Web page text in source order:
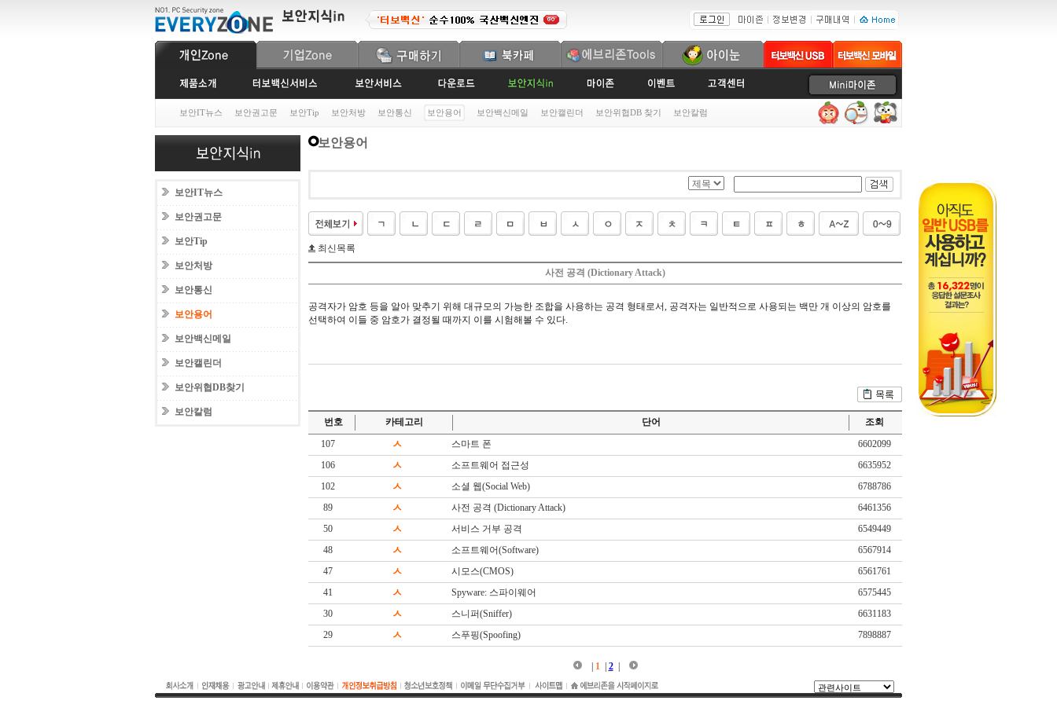
보안IT뉴스 보안권고문 보안Tip 보안처방 보안통신 보안용어 보안백신메일 보안캘린더 보안위협DB 찾기 보안칼럼
보안IT뉴스
보안권고문
보안Tip
보안처방
보안통신
보안용어
보안백신메일
보안캘린더
보안위협DB찾기
보안칼럼
보안용어
최신목록
사전 공격 (Dictionary Attack)
공격자가 암호 등을 알아 맞추기 위해 대규모의 가능한 조합을 사용하는 공격 형태로서, 공격자는 일반적으로 사용되는 백만 개 이상의 암호를
선택하여 이들 중 암호가 결정될 때까지 이를 시험해볼 수 있다.
번호 카테고리 단어
조회
107
ㅅ 스마트 폰
6602099
106
ㅅ 소프트웨어 접근성
6635952
102
ㅅ 소셜 웹(Social Web)
6788786
89
ㅅ 사전 공격 (Dictionary Attack)
6461356
50
ㅅ 서비스 거부 공격
6549449
48
ㅅ 소프트웨어(Software)
6567914
47
ㅅ 시모스(CMOS)
6561761
41
ㅅ Spyware: 스파이웨어
6575445
30
ㅅ 스니퍼(Sniffer)
6631183
29
ㅅ 스푸핑(Spoofing) 7898887
| 1| 2|